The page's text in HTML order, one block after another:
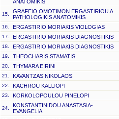
ANATOMIKIS
15.
GRAFEIO OMOTIMON ERGASTIRIOU A
PATHOLOGIKIS ANATOMIKIS
16. ERGASTIRIO MORIAKIS VIOLOGIAS
17.
ERGASTIRIO MORIAKIS DIAGNOSTIKIS
18.
ERGASTIRIO MORIAKIS DIAGNOSTIKIS
19.
THEOCHARIS STAMATIS
20. THYMARA EIRINI
21. KAVANTZAS NIKOLAOS
22. KACHROU KALLIOPI
23. KORKOLOPOULOU PINELOPI
24.
KONSTANTINIDOU ANASTASIA-
EVANGELIA